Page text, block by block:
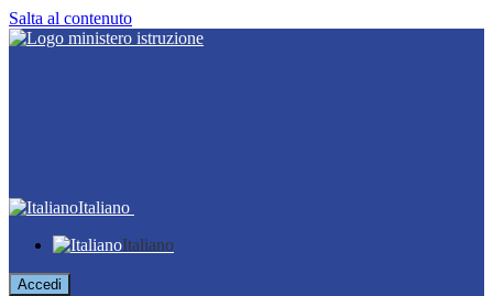
Salta al contenuto
Italiano
Italiano
Accedi